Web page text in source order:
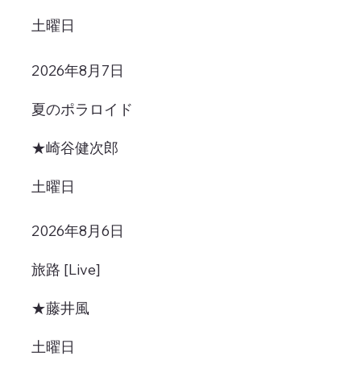
土曜日
2026年8月7日
夏のポラロイド
★崎谷健次郎
土曜日
2026年8月6日
旅路 [Live]
★藤井風
土曜日